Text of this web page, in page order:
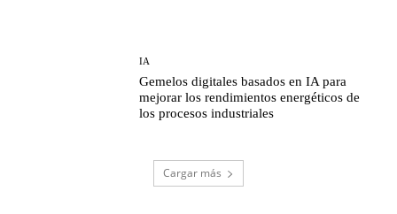
IA
Gemelos digitales basados en IA para
mejorar los rendimientos energéticos de
los procesos industriales
Cargar más